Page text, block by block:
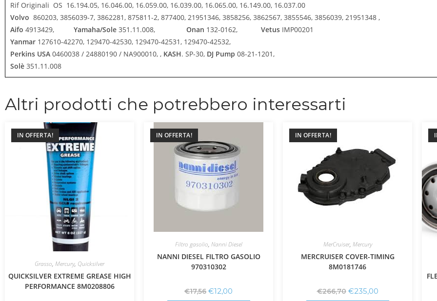
Rif Originali OS 16.194.05, 16.046.00, 16.059.00, 16.039.00, 16.065.00, 16.149.00, 16.037.00
Volvo 860203, 3856039-7, 3862281, 875811-2, 877400, 21951346, 3858256, 3862567, 3855546, 3856039, 21951348 ,
Aifo 4913429, Yamaha/Sole 351.11.008, Onan 132-0162, Vetus IMP00201
Yanmar 127610-42270, 129470-42530, 129470-42531, 129470-42532,
Perkins USA 0460038 / 24880190 / NA900010, , KASH. SP-30, DJ Pump 08-21-1201,
Solè 351.11.008
Altri prodotti che potrebbero interessarti
IN OFFERTA!
Grasso, Mercury, Quicksilver
QUICKSILVER EXTREME GREASE HIGH
PERFORMANCE 8M0208806
IN OFFERTA!
Filtro gasolio, Nanni Diesel
NANNI DIESEL FILTRO GASOLIO
970310302
€17,56 €12,00
IN OFFERTA!
MerCruiser, Mercury
MERCRUISER COVER-TIMING
8M0181746
€266,70 €235,00